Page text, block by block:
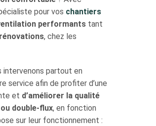
pour vos chantiers
performants tant
rénovations, chez les
intervenons partout en
service afin de profiter d’une
et d’améliorer la qualité
double-flux, en fonction
sur leur fonctionnement :